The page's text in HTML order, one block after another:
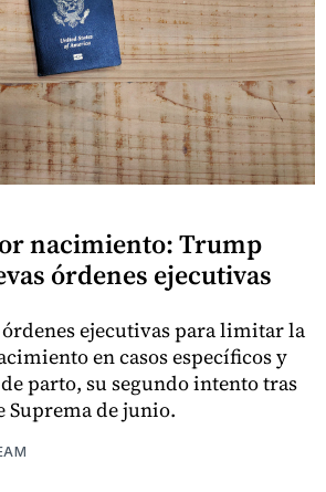
nacimiento: Trump
órdenes ejecutivas
ejecutivas para limitar la
en casos específicos y
parto, su segundo intento tras
Suprema de junio.